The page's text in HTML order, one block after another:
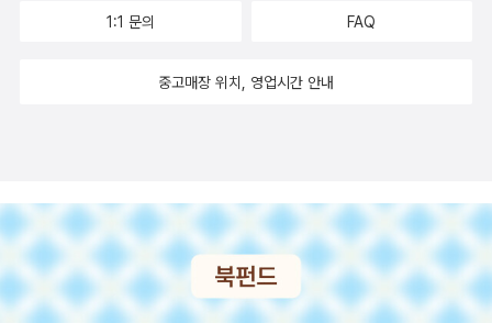
작은 허물을 줄여 큰 덕을 늘리고, 오늘의 정확한 것으로 과거의 잘못
_ p449/513- P449 나는 이제 다음과 같은 세 가지 일을 하려고 하
리는 방책을 상의하는 것이며, 셋째는 소인을 배척하고 소원시하며
참언을 듣고 믿지 않는 것이오. 나는 이상 세 가지를 견지하며 끝까지
바꾸지 않을 것이오. _ p335/513- P335
를 맞췄지요. 지금 한국은 국제 정세상 대단히 어려운 시기입니다. 중
지 써 가며 재고를 촉구했으나, 이내 '90% 이상의 네티즌이 제재 원
현명하고도 실리적인 외교를 펴야 하며, 아마도 단지 일국의 통치자
로서 발휘해야 할 지혜를 넘어, 국가 간 치열한 외교전에서 십분 채용
해야 할 광범위하고 근본적인 지혜가 이 책 안에 담겨 있는 만큼, 당국
자들이 넉넉히 참고해야 할 인문 고전이 아닐까 생각합니다. 아울러,
제위에 오른 자다. 오긍은 무후의 전횡에 대해 비판 의식을 가지고 뭔
게 시해되고, 정관정요가 빛을 본 것은 당나라 현종 때였으며, 오긍이
않고 입바른 소리할 수 있는 신권(臣權)의 등장이었다. 신권이란 무
엇인가? 왕권의 영원한 라이벌 아닌가? 신권도 당시에는 크게 두 부
류로 나뉜다. 하나는 지방 명문세력에서 출발하여 성장한 신권이고,
를 통해서 당 태종이 경계하기를 그치지 아니했듯이 정관정요 역시
에게 어떻게 바른 길로 이끌어야하는지를 이야기한다. 열린 정치를
1:1 문의 FAQ
중고매장 위치, 영업시간 안내